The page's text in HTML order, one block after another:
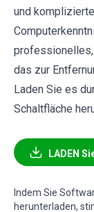
und
das zur
Laden Sie es
Schaltfläche
LADEN
Indem Sie
herunterladen,